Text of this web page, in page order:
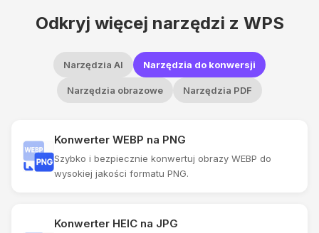
Odkryj więcej narzędzi z WPS
Narzędzia AI Narzędzia do konwersji
Narzędzia obrazowe Narzędzia PDF
Konwerter WEBP na PNG
Szybko i bezpiecznie konwertuj obrazy WEBP do
wysokiej jakości formatu PNG.
Konwerter HEIC na JPG